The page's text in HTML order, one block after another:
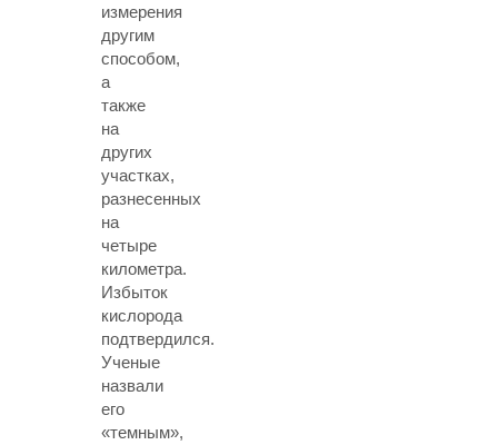
измерения
другим
способом,
а
также
на
других
участках,
разнесенных
на
четыре
километра.
Избыток
кислорода
подтвердился.
Ученые
назвали
его
«темным»,